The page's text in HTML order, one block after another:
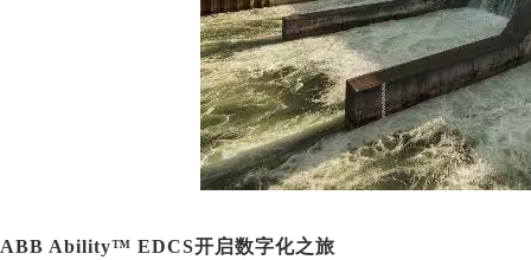
ABB Ability™ EDCS开启数字化之旅